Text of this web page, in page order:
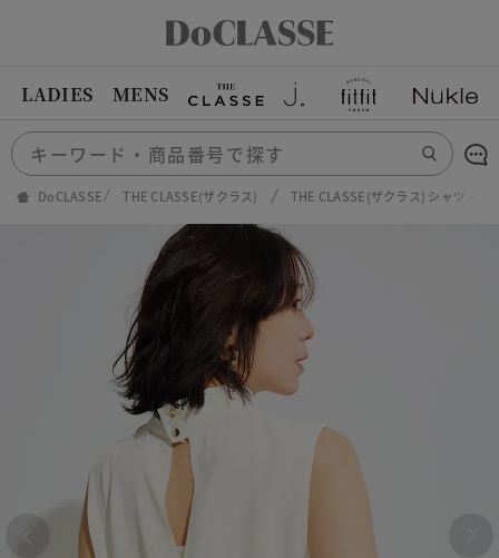
LADIES MENS
DoCLASSE THE CLASSE(ザクラス) THE CLASSE(ザクラス) シャツ・ブ